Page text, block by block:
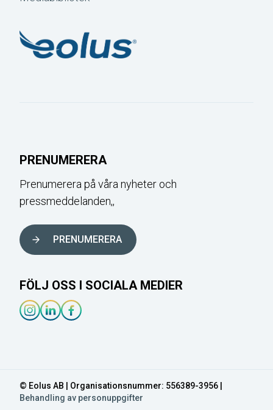
PRENUMERERA
Prenumerera på våra nyheter och
pressmeddelanden,,
PRENUMERERA
FÖLJ OSS I SOCIALA MEDIER
© Eolus AB | Organisationsnummer: 556389-3956 |
Behandling av personuppgifter